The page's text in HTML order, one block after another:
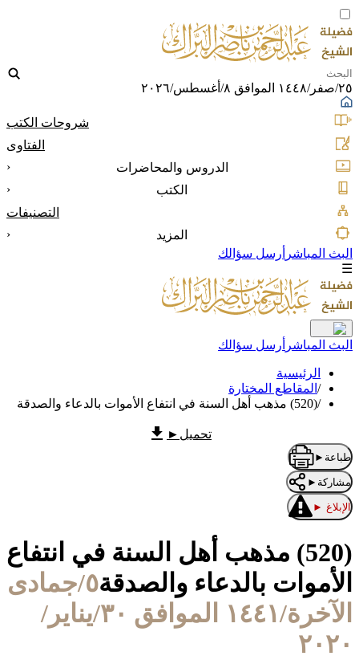
٢٥/صفر/١٤٤٨ الموافق ٨/أغسطس/٢٠٢٦
شروحات الكتب
الفتاوى
الدروس والمحاضرات
‹
الكتب
‹
التصنيفات
المزيد
‹
البث المباشر أرسل سؤالك
☰
البث المباشر أرسل سؤالك
الرئيسية
/ المقاطع المختارة
/(520) مذهب أهل السنة في انتفاع الأموات بالدعاء والصدقة
تحميل ►
طباعة ►
مشاركة ►
الإبلاغ ►
(520) مذهب أهل السنة في انتفاع
الأموات بالدعاء والصدقة ٥/جمادى
الآخرة/١٤٤١ الموافق ٣٠/يناير/
٢٠٢٠